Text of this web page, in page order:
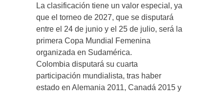
La clasificación tiene un valor especial, ya
que el torneo de 2027, que se disputará
entre el 24 de junio y el 25 de julio, será la
primera Copa Mundial Femenina
organizada en Sudamérica.
Colombia disputará su cuarta
participación mundialista, tras haber
estado en Alemania 2011, Canadá 2015 y